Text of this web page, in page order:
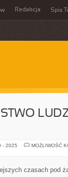
Redakcja Spis
- 2025
MOŻLIWOŚĆ
czasach pod